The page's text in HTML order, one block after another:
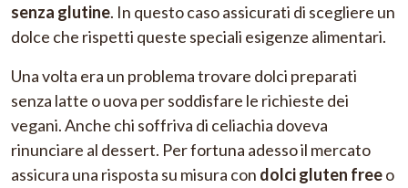
senza glutine. In questo caso assicurati di scegliere un
dolce che rispetti queste speciali esigenze alimentari.
Una volta era un problema trovare dolci preparati
senza latte o uova per soddisfare le richieste dei
vegani. Anche chi soffriva di celiachia doveva
rinunciare al dessert. Per fortuna adesso il mercato
assicura una risposta su misura con dolci gluten freeo